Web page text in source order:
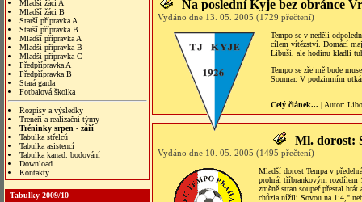
Mladší žáci A
Mladší žáci B
Starší přípravka A
Starší přípravka B
Mladší přípravka A
Mladší přípravka B
Mladší přípravka C
Předpřípravka A
Předpřípravka B
Stará garda
Fotbalová školka
Rozpisy a výsledky
Trenéři a realizační týmy
Tréninky srpen - září
Tabulka střelců
Tabulka asistencí
Tabulka kanad. bodování
Download
Kontakty
Tabulky 2009/10
Na poslední Kyje bez obránce
Vydáno dne 13. 05. 2005 (1729 přečtení)
Tempo se v neděli
cílem vítězství. Domácí
Libuši, ale hodinu kladli
Tempo se zřejmě bude
Soumar. V podzimním
Celý článek... | Autor:
Ml. dorost:
Vydáno dne 10. 05. 2005 (1495 přečtení)
Mladší dorost Tempa v
prohrál tříbrankovým rozdílem
změně stran soupeř přestal
chůzia nížili Sovou na 1:4,"